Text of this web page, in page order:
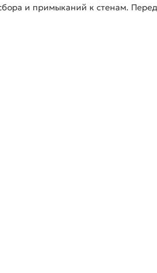
и примыканий к стенам.